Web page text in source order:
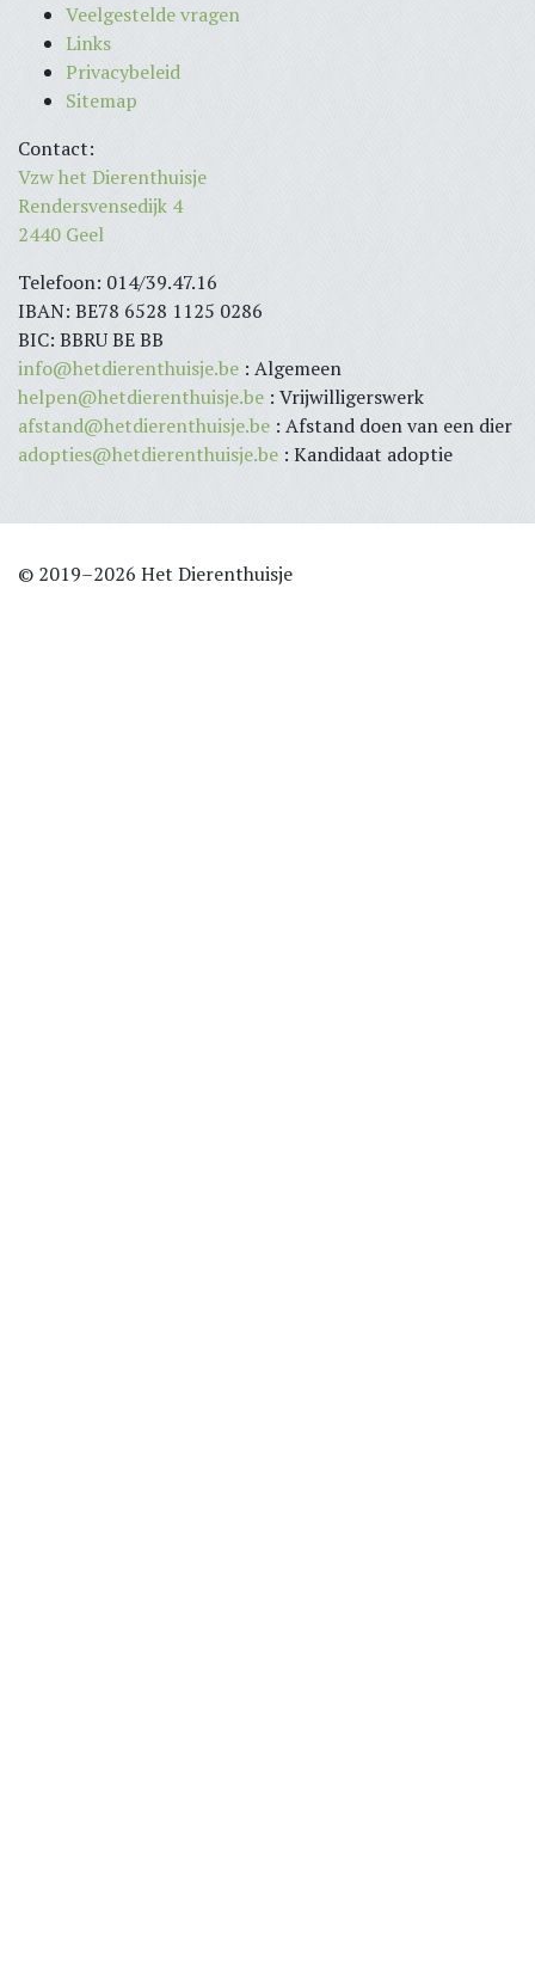
Veelgestelde vragen
Links
Privacybeleid
Sitemap
Contact:
Vzw het Dierenthuisje
Rendersvensedijk 4
2440 Geel
Telefoon: 014/39.47.16
IBAN: BE78 6528 1125 0286
BIC: BBRU BE BB
info@hetdierenthuisje.be : Algemeen
helpen@hetdierenthuisje.be : Vrijwilligerswerk
afstand@hetdierenthuisje.be : Afstand doen van een dier
adopties@hetdierenthuisje.be : Kandidaat adoptie
© 2019–2026 Het Dierenthuisje